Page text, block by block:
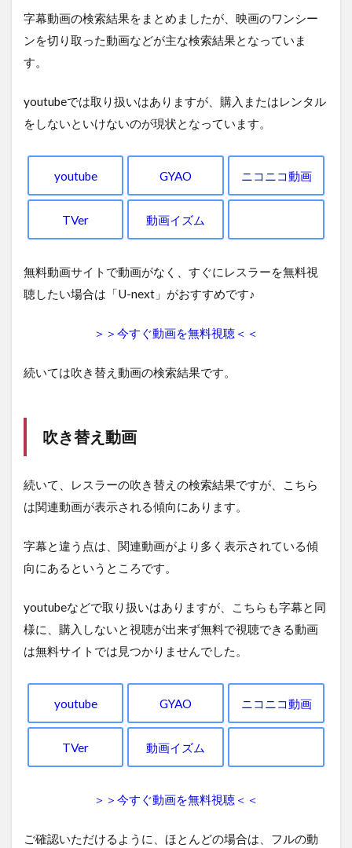
字幕動画の検索結果をまとめましたが、映画のワンシー
ンを切り取った動画などが主な検索結果となっていま
す。
youtubeでは取り扱いはありますが、購入またはレンタル
をしないといけないのが現状となっています。
youtube GYAO ニコニコ動画
TVer 動画イズム
無料動画サイトで動画がなく、すぐにレスラーを無料視
聴したい場合は「U-next」がおすすめです♪
＞＞今すぐ動画を無料視聴＜＜
続いては吹き替え動画の検索結果です。
吹き替え動画
続いて、レスラーの吹き替えの検索結果ですが、こちら
は関連動画が表示される傾向にあります。
字幕と違う点は、関連動画がより多く表示されている傾
向にあるというところです。
youtubeなどで取り扱いはありますが、こちらも字幕と同
様に、購入しないと視聴が出来ず無料で視聴できる動画
は無料サイトでは見つかりませんでした。
youtube GYAO ニコニコ動画
TVer 動画イズム
＞＞今すぐ動画を無料視聴＜＜
ご確認いただけるように、ほとんどの場合は、フルの動